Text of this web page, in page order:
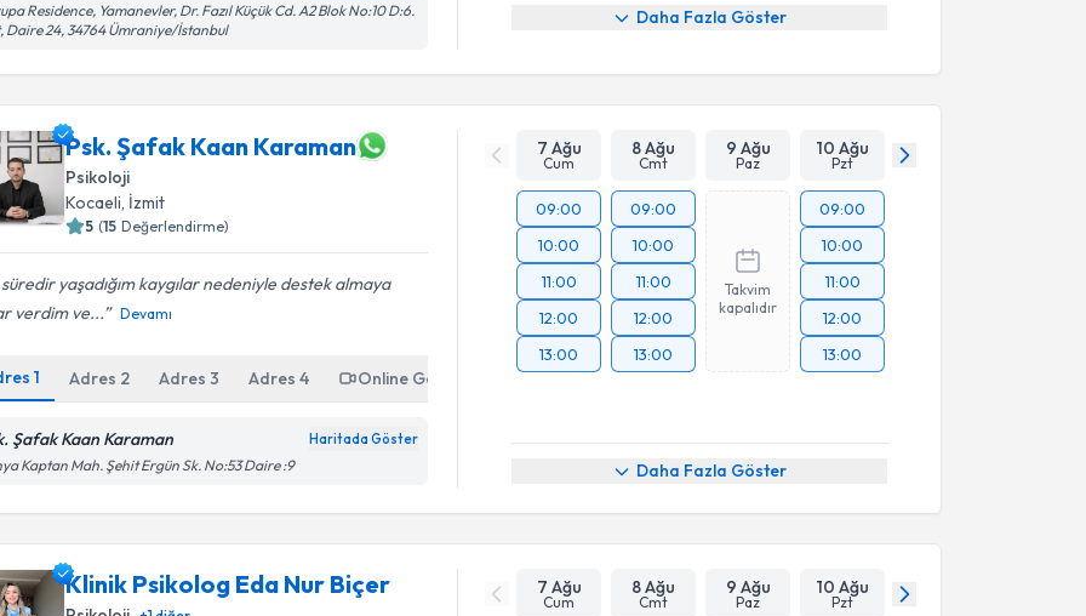
Residence, Yamanevler, Dr. Fazıl Küçük Cd. A2 Blok No:10 D:6.
Daire 24, 34764 Ümraniye/İstanbul
Daha Fazla Göster
Psk. Şafak Kaan Karaman
Psikoloji
Kocaeli, İzmit
5 (15 Değerlendirme)
yaşadığım kaygılar nedeniyle destek almaya
verdim ve...
Devamı
1 Adres 2 Adres3 Adres4 Online Görüşme
Şafak Kaan Karaman Haritada Göster
Kaptan Mah. Şehit Ergün Sk. No:53 Daire :9
7 Ağu
Cum
8 Ağu
Cmt
9 Ağu
Paz
10 Ağu
Pzt
09:00
10:00
11:00
12:00
13:00
09:00
10:00
11:00
12:00
13:00
Takvim
kapalıdır
09:00
10:00
11:00
12:00
13:00
Daha Fazla Göster
Klinik Psikolog Eda Nur Biçer 7 Ağu
Cum
8 Ağu
Cmt
9 Ağu
Paz
10 Ağu
Pzt